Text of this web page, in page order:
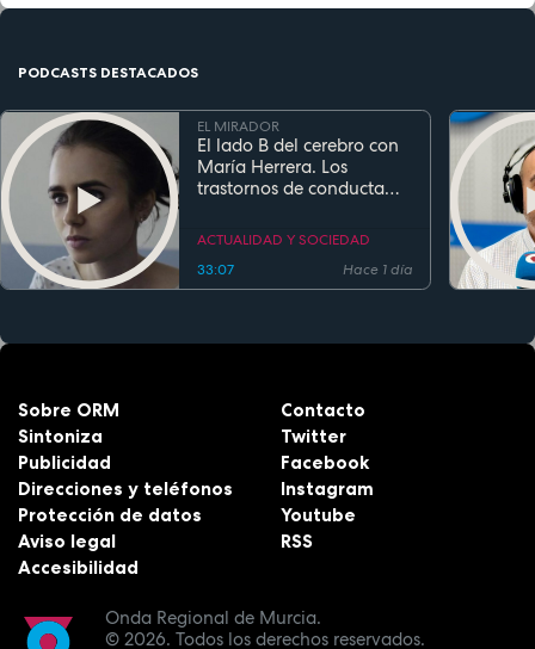
PODCASTS DESTACADOS
EL MIRADOR
El lado B del cerebro con
María Herrera. Los
trastornos de conducta
ACTUALIDAD Y SOCIEDAD
33:07
Hace 1 día
Onda Regional de Murcia.
© 2026. Todos los derechos reservados.
Sobre ORM
Sintoniza
Publicidad
Direcciones y teléfonos
Protección de datos
Aviso legal
Accesibilidad
Contacto
Twitter
Facebook
Instagram
Youtube
RSS